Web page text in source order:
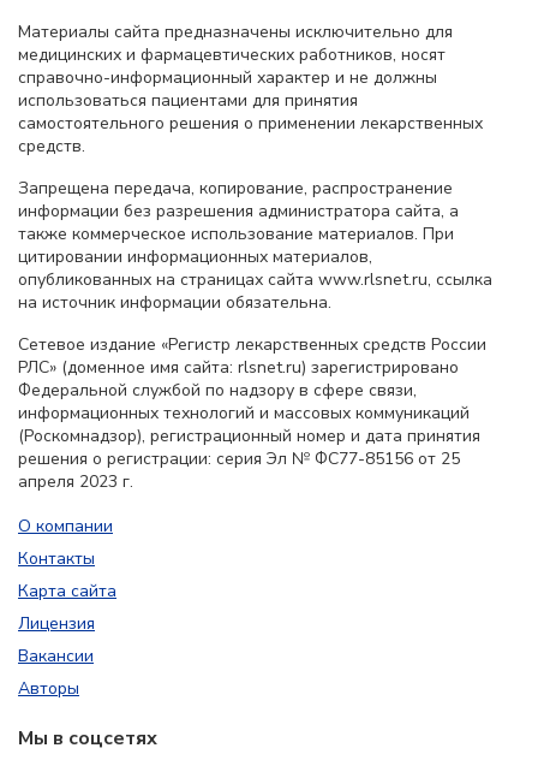
Материалы сайта предназначены исключительно для
медицинских и фармацевтических работников, носят
справочно-информационный характер и не должны
использоваться пациентами для принятия
самостоятельного решения о применении лекарственных
средств.
Запрещена передача, копирование, распространение
информации без разрешения администратора сайта, а
также коммерческое использование материалов. При
цитировании информационных материалов,
опубликованных на страницах сайта www.rlsnet.ru, ссылка
на источник информации обязательна.
Сетевое издание «Регистр лекарственных средств России
РЛС» (доменное имя сайта: rlsnet.ru) зарегистрировано
Федеральной службой по надзору в сфере связи,
информационных технологий и массовых коммуникаций
(Роскомнадзор), регистрационный номер и дата принятия
решения о регистрации: серия Эл № ФС77-85156 от 25
апреля 2023 г.
О компании
Контакты
Карта сайта
Лицензия
Вакансии
Авторы
Мы в соцсетях